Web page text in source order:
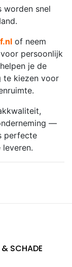
worden snel
of neem
voor persoonlijk
je de
te kiezen voor
—
perfecte
SCHADE